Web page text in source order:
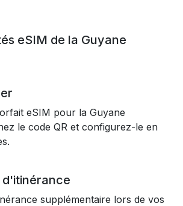
eSIM de la Guyane
eSIM pour la Guyane
le code QR et configurez-le en
supplémentaire lors de vos